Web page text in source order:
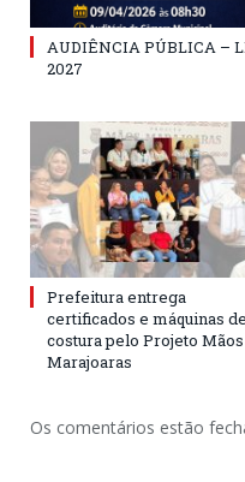
AUDIÊNCIA PÚBLICA –
2027
Prefeitura entrega
certificados e máquinas de
costura pelo Projeto Mãos
Marajoaras
Os comentários estão